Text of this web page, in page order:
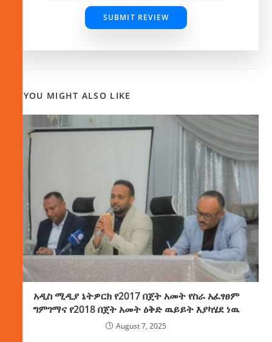
SUBMIT REVIEW
YOU MIGHT ALSO LIKE
አዲስ ሚዲያ ኔትዎርክ የ2017 በጀት አመት የስራ አፈፃፀም
ግምገማና የ2018 በጀት አመት ዕቅድ ዉይይት እያካሄደ ነዉ
August 7, 2025